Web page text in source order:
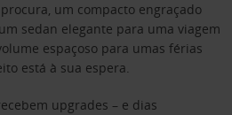
um compacto engraçado
sedan elegante para uma viagem
espaçoso para umas férias
está à sua espera.
upgrades – e dias